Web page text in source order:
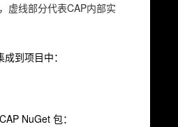
虚线部分代表CAP内部实
到项目中：
NuGet 包：